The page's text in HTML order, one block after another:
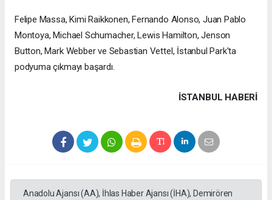
Felipe Massa, Kimi Raikkonen, Fernando Alonso, Juan Pablo
Montoya, Michael Schumacher, Lewis Hamilton, Jenson
Button, Mark Webber ve Sebastian Vettel, İstanbul Park'ta
podyuma çıkmayı başardı.
İSTANBUL HABERİ
Anadolu Ajansı (AA), İhlas Haber Ajansı (İHA), Demirören